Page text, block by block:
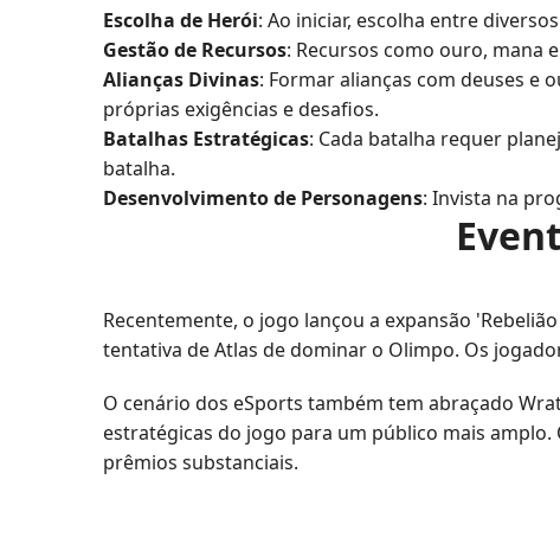
Escolha de Herói: Ao iniciar, escolha entre
Gestão de Recursos: Recursos como ouro, mana
Alianças Divinas: Formar alianças com deuses e
próprias exigências e desafios.
Batalhas Estratégicas: Cada batalha requer
batalha.
Desenvolvimento de Personagens: Invista na
Recentemente, o jogo lançou a expansão
tentativa de Atlas de dominar o Olimpo. Os
O cenário dos eSports também tem abraçado
estratégicas do jogo para um público mais
prêmios substanciais.